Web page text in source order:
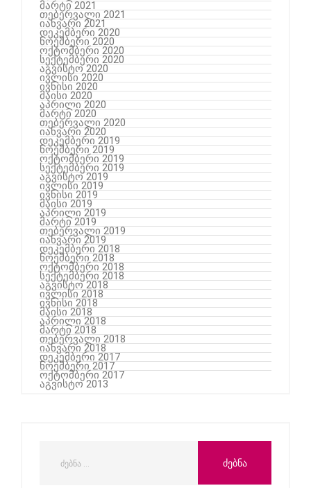
მარტი 2021
თებერვალი 2021
იანვარი 2021
დეკემბერი 2020
ნოემბერი 2020
ოქტომბერი 2020
სექტემბერი 2020
აგვისტო 2020
ივლისი 2020
ივნისი 2020
მაისი 2020
აპრილი 2020
მარტი 2020
თებერვალი 2020
იანვარი 2020
დეკემბერი 2019
ნოემბერი 2019
ოქტომბერი 2019
სექტემბერი 2019
აგვისტო 2019
ივლისი 2019
ივნისი 2019
მაისი 2019
აპრილი 2019
მარტი 2019
თებერვალი 2019
იანვარი 2019
დეკემბერი 2018
ნოემბერი 2018
ოქტომბერი 2018
სექტემბერი 2018
აგვისტო 2018
ივლისი 2018
ივნისი 2018
მაისი 2018
აპრილი 2018
მარტი 2018
თებერვალი 2018
იანვარი 2018
დეკემბერი 2017
ნოემბერი 2017
ოქტომბერი 2017
აგვისტო 2013